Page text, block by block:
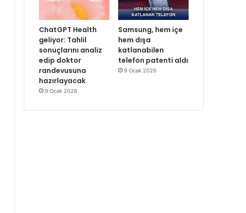
ChatGPT Health
geliyor: Tahlil
sonuçlarını analiz
edip doktor
randevusuna
hazırlayacak
9 Ocak 2026
Samsung, hem içe
hem dışa
katlanabilen
telefon patenti aldı
9 Ocak 2026